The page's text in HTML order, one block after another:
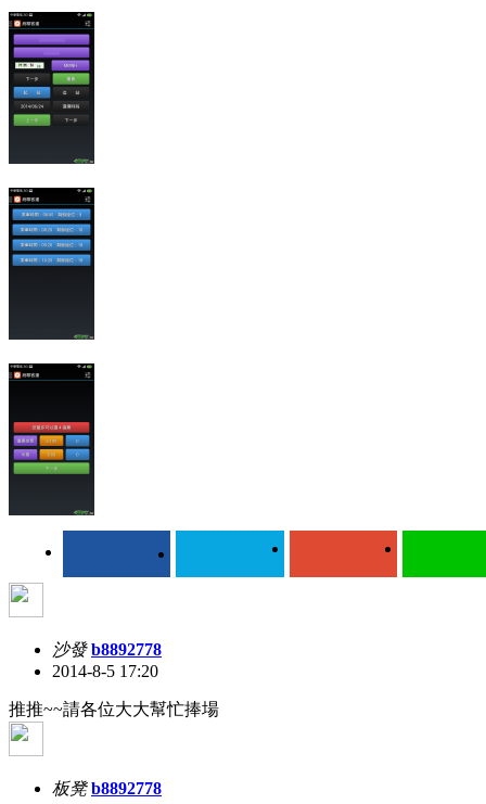
沙發 b8892778
2014-8-5 17:20
推推~~請各位大大幫忙捧場
板凳 b8892778